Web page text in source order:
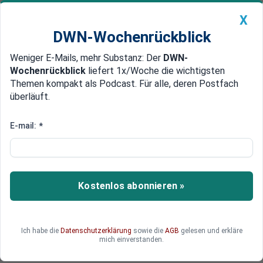
Newsticker MEIN DWN: Geldanlage Premium
Edelmetalle DWN-Magazin China
EZB gewährt griechischen
Die EZB wird die griechischen Banken weiter mit
Notfallkrediten (ELA) versorgen. In Griechenland
prüfen Zentralbank und Regierung, ob sie die
können.
X
DWN-Wochenrückblick
Weniger E-Mails, mehr Substanz: Der DWN-
Wochenrückblick liefert 1x/Woche die wichtigsten
Themen kompakt als Podcast. Für alle, deren Postfach
überläuft.
E-mail: *
Kostenlos abonnieren »
Ich habe die Datenschutzerklärung sowie die AGB gelesen und erkläre
mich einverstanden.